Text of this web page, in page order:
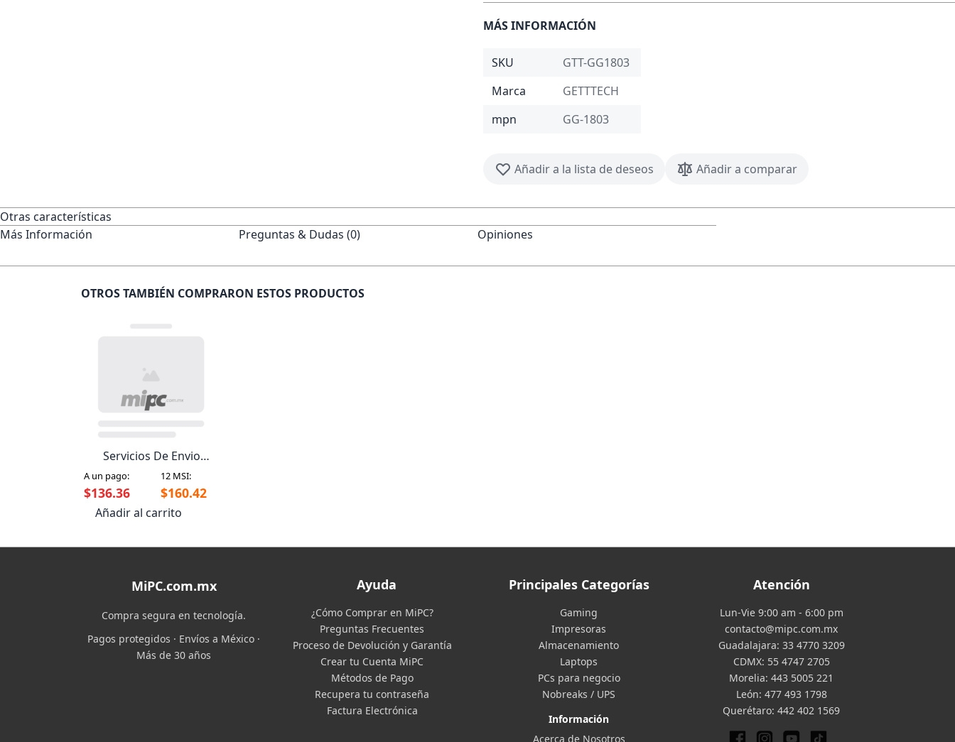
MÁS INFORMACIÓN
SKU
GTT-GG1803
Marca
GETTTECH
mpn
GG-1803
Añadir a la lista de deseos Añadir a comparar
Otras características
Más Información
Preguntas & Dudas (0) Opiniones
OTROS TAMBIÉN COMPRARON ESTOS PRODUCTOS
Servicios De Envio
Terrestre
A un pago: 12 MSI:
$136.36 $160.42
Añadir al carrito
MiPC.com.mx
Compra segura en tecnología.
Pagos protegidos · Envíos a México ·
Más de 30 años
Ayuda
¿Cómo Comprar en MiPC?
Preguntas Frecuentes
Proceso de Devolución y Garantía
Crear tu Cuenta MiPC
Métodos de Pago
Recupera tu contraseña
Factura Electrónica
Principales Categorías
Gaming
Impresoras
Almacenamiento
Laptops
PCs para negocio
Nobreaks / UPS
Información
Acerca de Nosotros
Atención
Lun-Vie 9:00 am - 6:00 pm
contacto@mipc.com.mx
Guadalajara: 33 4770 3209
CDMX: 55 4747 2705
Morelia: 443 5005 221
León: 477 493 1798
Querétaro: 442 402 1569